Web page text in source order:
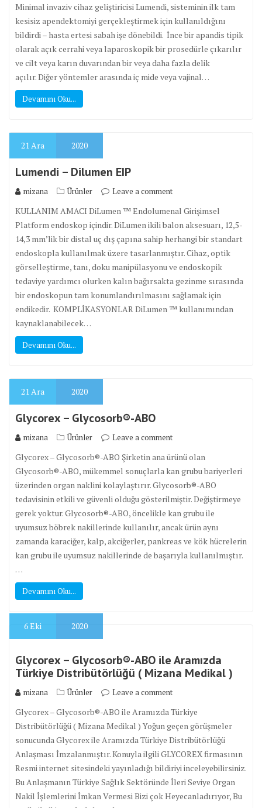
Minimal invaziv cihaz geliştiricisi Lumendi, sisteminin ilk tam
kesisiz apendektomiyi gerçekleştirmek için kullanıldığını
bildirdi – hasta ertesi sabah işe dönebildi. İnce bir apandis tipik
olarak açık cerrahi veya laparoskopik bir prosedürle çıkarılır
ve cilt veya karın duvarından bir veya daha fazla delik
açılır. Diğer yöntemler arasında iç mide veya vajinal…
Devamını Oku...
21Ara 2020
Lumendi – Dilumen EIP
mizana Ürünler Leave a comment
KULLANIM AMACI DiLumen ™ Endolumenal Girişimsel
Platform endoskop içindir. DiLumen ikili balon aksesuarı, 12,5-
14,3 mm’lik bir distal uç dış çapına sahip herhangi bir standart
endoskopla kullanılmak üzere tasarlanmıştır. Cihaz, optik
görselleştirme, tanı, doku manipülasyonu ve endoskopik
tedaviye yardımcı olurken kalın bağırsakta gezinme sırasında
bir endoskopun tam konumlandırılmasını sağlamak için
endikedir. KOMPLİKASYONLAR DiLumen ™ kullanımından
kaynaklanabilecek…
Devamını Oku...
21Ara 2020
Glycorex – Glycosorb®-ABO
mizana Ürünler Leave a comment
Glycorex – Glycosorb®-ABO Şirketin ana ürünü olan
Glycosorb®-ABO, mükemmel sonuçlarla kan grubu bariyerleri
üzerinden organ naklini kolaylaştırır. Glycosorb®-ABO
tedavisinin etkili ve güvenli olduğu gösterilmiştir. Değiştirmeye
gerek yoktur. Glycosorb®-ABO, öncelikle kan grubu ile
uyumsuz böbrek nakillerinde kullanılır, ancak ürün aynı
zamanda karaciğer, kalp, akciğerler, pankreas ve kök hücrelerin
kan grubu ile uyumsuz nakillerinde de başarıyla kullanılmıştır.
…
Devamını Oku...
6Eki 2020
Glycorex – Glycosorb®-ABO ile Aramızda
Türkiye Distribütörlüğü ( Mizana Medikal )
mizana Ürünler Leave a comment
Glycorex – Glycosorb®-ABO ile Aramızda Türkiye
Distribütörlüğü ( Mizana Medikal ) Yoğun geçen görüşmeler
sonucunda Glycorex ile Aramızda Türkiye Distribütörlüğü
Anlaşması İmzalanmıştır. Konuyla ilgili GLYCOREX firmasının
Resmi internet sitesindeki yayınladığı bildiriyi inceleyebilirsiniz.
Bu Anlaşmanın Türkiye Sağlık Sektöründe İleri Seviye Organ
Nakil İşlemlerini İmkan Vermesi Bizi çok Heyecanladırıyor, Bu